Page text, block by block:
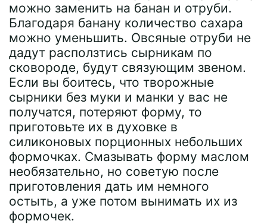
можно заменить на банан и отруби.
Благодаря банану количество сахара
можно уменьшить. Овсяные отруби не
дадут расползтись сырникам по
сковороде, будут связующим звеном.
Если вы боитесь, что творожные
сырники без муки и манки у вас не
получатся, потеряют форму, то
приготовьте их в духовке в
силиконовых порционных небольших
формочках. Смазывать форму маслом
необязательно, но советую после
приготовления дать им немного
остыть, а уже потом вынимать их из
формочек.